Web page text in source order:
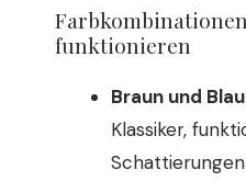
funktionieren
Braun und
Klassiker,
Schattierungen